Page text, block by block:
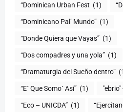
“Dominican Urban Fest (1)
“Dominicano Pal’ Mundo” (1)
“Donde Quiera que Vayas” (1)
“Dos compadres y una yola” (1)
“Dramaturgia del Sueño dentro”
“E´ Que Somo´ Así” (1) "ebrio"
“Eco – UNICDA” (1)